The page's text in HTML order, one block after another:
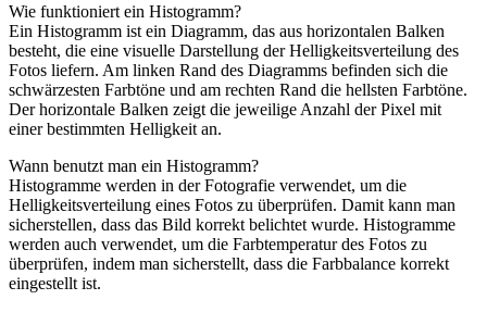
Wie funktioniert ein Histogramm?
Ein Histogramm ist ein Diagramm, das aus horizontalen Balken
besteht, die eine visuelle Darstellung der Helligkeitsverteilung des
Fotos liefern. Am linken Rand des Diagramms befinden sich die
schwärzesten Farbtöne und am rechten Rand die hellsten Farbtöne.
Der horizontale Balken zeigt die jeweilige Anzahl der Pixel mit
einer bestimmten Helligkeit an.
Wann benutzt man ein Histogramm?
Histogramme werden in der Fotografie verwendet, um die
Helligkeitsverteilung eines Fotos zu überprüfen. Damit kann man
sicherstellen, dass das Bild korrekt belichtet wurde. Histogramme
werden auch verwendet, um die Farbtemperatur des Fotos zu
überprüfen, indem man sicherstellt, dass die Farbbalance korrekt
eingestellt ist.